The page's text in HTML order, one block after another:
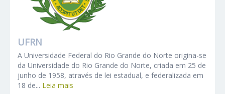
UFRN
A Universidade Federal do Rio Grande do Norte origina-se
da Universidade do Rio Grande do Norte, criada em 25 de
junho de 1958, através de lei estadual, e federalizada em
18 de... Leia mais